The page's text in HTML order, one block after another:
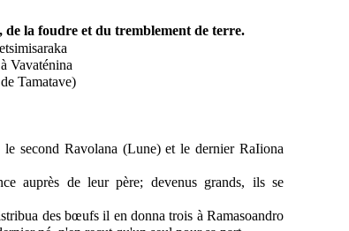
la foudre et du tremblement de terre.
à Vavaténina
de Tamatave)
le second Ravolana (Lune) et le dernier RaIiona
auprès de leur père; devenus grands, ils se
des bœufs il en donna trois à Ramasoandro